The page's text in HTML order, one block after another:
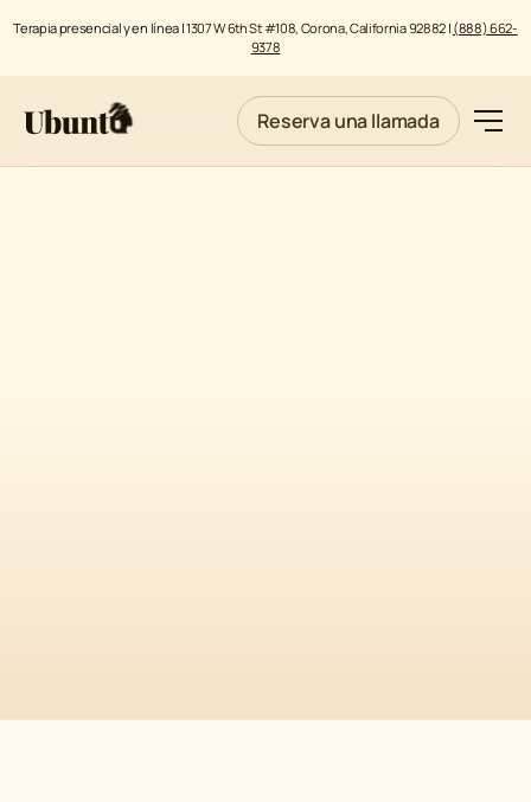
Terapia presencial y en línea |1307 W 6th St #108, Corona, California 92882| (888) 662-
9378
Reserva una llamada